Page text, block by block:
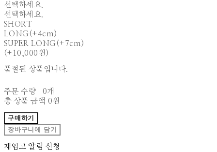
선택하세요.
선택하세요.
SHORT
LONG(+4cm)
SUPER LONG(+7cm)
(+10,000원)
품절된 상품입니다.
주문 수량
0개
총 상품 금액 0원
구매하기
장바구니에 담기
재입고 알림 신청